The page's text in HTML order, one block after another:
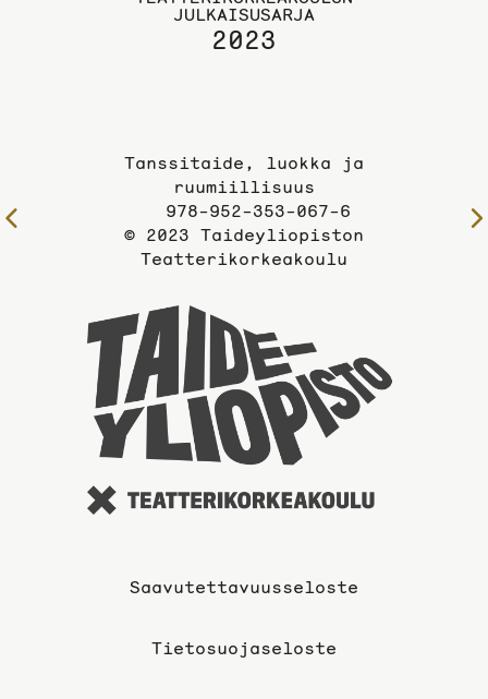
JULKAISUSARJA
2023
Tanssitaide, luokka ja
ruumiillisuus
978-952-353-067-6
© 2023 Taideyliopiston
Teatterikorkeakoulu
Saavutettavuusseloste
Tietosuojaseloste